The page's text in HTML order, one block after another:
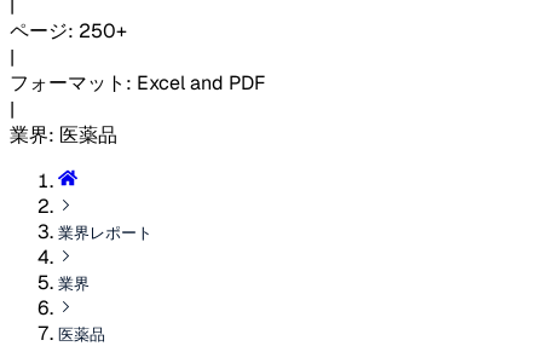
ページ: 250+
|
フォーマット : Excel and PDF
|
業界: 医薬品
業界レポート
業界
医薬品